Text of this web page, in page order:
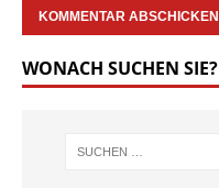
WONACH SUCHEN SIE?